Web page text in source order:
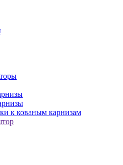
к кованым карнизам